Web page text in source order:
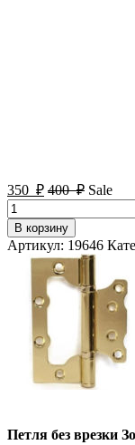
350 ₽ 400 ₽ Sale
Количество
товара
Петля
без
Золото
В корзину
Артикул: 19646
Петля без врезки